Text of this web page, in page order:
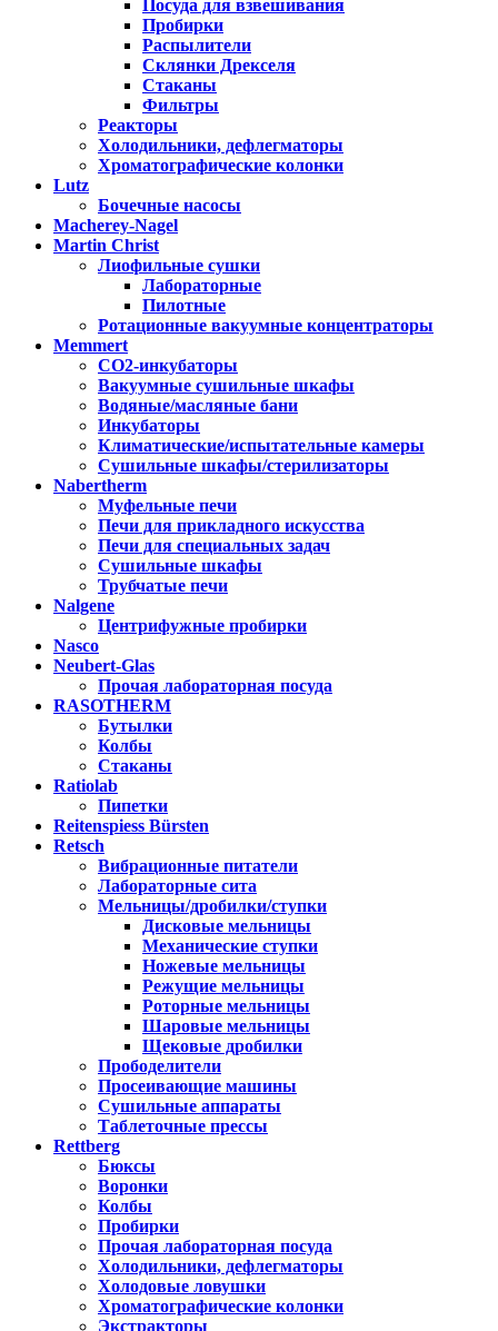
Посуда для взвешивания
Пробирки
Распылители
Склянки Дрекселя
Стаканы
Фильтры
Реакторы
Холодильники, дефлегматоры
Хроматографические колонки
Lutz
Бочечные насосы
Macherey-Nagel
Martin Christ
Лиофильные сушки
Лабораторные
Пилотные
Ротационные вакуумные концентраторы
Memmert
CO2-инкубаторы
Вакуумные сушильные шкафы
Водяные/масляные бани
Инкубаторы
Климатические/испытательные камеры
Сушильные шкафы/стерилизаторы
Nabertherm
Муфельные печи
Печи для прикладного искусства
Печи для специальных задач
Сушильные шкафы
Трубчатые печи
Nalgene
Центрифужные пробирки
Nasco
Neubert-Glas
Прочая лабораторная посуда
RASOTHERM
Бутылки
Колбы
Стаканы
Ratiolab
Пипетки
Reitenspiess Bürsten
Retsch
Вибрационные питатели
Лабораторные сита
Мельницы/дробилки/ступки
Дисковые мельницы
Механические ступки
Ножевые мельницы
Режущие мельницы
Роторные мельницы
Шаровые мельницы
Щековые дробилки
Прободелители
Просеивающие машины
Сушильные аппараты
Таблеточные прессы
Rettberg
Бюксы
Воронки
Колбы
Пробирки
Прочая лабораторная посуда
Холодильники, дефлегматоры
Холодовые ловушки
Хроматографические колонки
Экстракторы